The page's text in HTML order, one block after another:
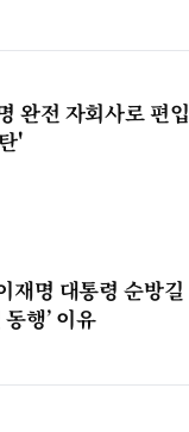
완전 자회사로 편입
'
재명 대통령 순방길
행’ 이유